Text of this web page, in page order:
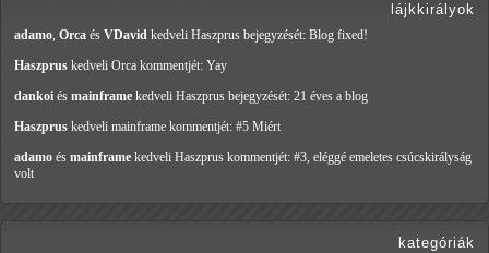
lájkkirályok
adamo, Orca és VDavid kedveli Haszprus bejegyzését: Blog fixed!
Haszprus kedveli Orca kommentjét: Yay
dankoi és mainframe kedveli Haszprus bejegyzését: 21 éves a blog
Haszprus kedveli mainframe kommentjét: #5 Miért
adamo és mainframe kedveli Haszprus kommentjét: #3, eléggé emeletes csúcskirályság
volt
kategóriák